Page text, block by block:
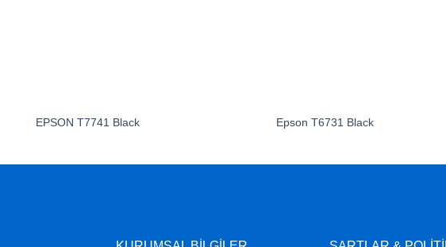
EPSON T7741 Black Epson T6731 Black